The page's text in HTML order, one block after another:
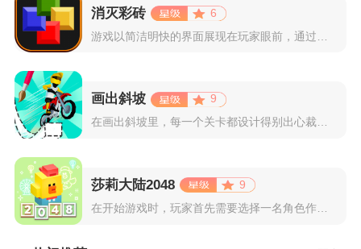
消灭彩砖
6
画出斜坡
9
在画出斜坡里，每一个关卡都设计得别出心裁。玩家需要利用手指在...
莎莉大陆2048
9
在开始游戏时，玩家首先需要选择一名角色作为自己的代表，在神秘...